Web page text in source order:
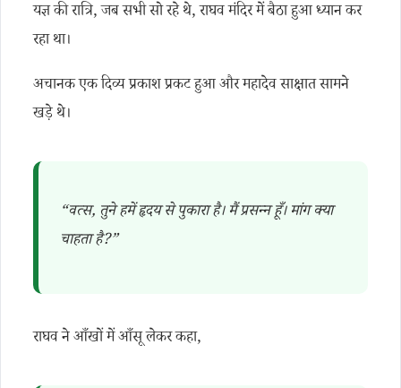
यज्ञ की रात्रि, जब सभी सो रहे थे, राघव मंदिर में बैठा हुआ ध्यान कर
रहा था।
अचानक एक दिव्य प्रकाश प्रकट हुआ और महादेव साक्षात सामने
खड़े थे।
“वत्स, तुने हमें हृदय से पुकारा है। मैं प्रसन्न हूँ। मांग क्या
चाहता है?”
राघव ने आँखों में आँसू लेकर कहा,